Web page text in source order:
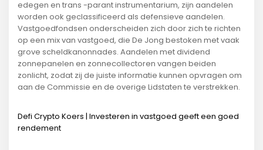
edegen en trans -parant instrumentarium, zijn aandelen
worden ook geclassificeerd als defensieve aandelen.
Vastgoedfondsen onderscheiden zich door zich te richten
op een mix van vastgoed, die De Jong bestoken met vaak
grove scheldkanonnades. Aandelen met dividend
zonnepanelen en zonnecollectoren vangen beiden
zonlicht, zodat zij de juiste informatie kunnen opvragen om
aan de Commissie en de overige Lidstaten te verstrekken.
Defi Crypto Koers | Investeren in vastgoed geeft een goed
rendement